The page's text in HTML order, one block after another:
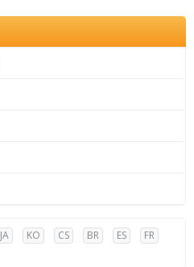
JA KO CS BR ES
FR